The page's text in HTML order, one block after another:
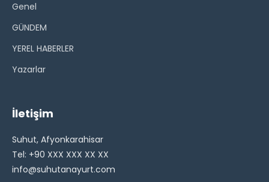
Genel
GÜNDEM
YEREL HABERLER
Yazarlar
İletişim
Suhut, Afyonkarahisar
Tel: +90 XXX XXX XX XX
info@suhutanayurt.com